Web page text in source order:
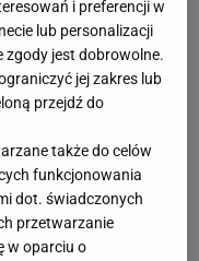
nich 17 bramek i
już w
jej sile na lewym
obronie, długimi
aż w niej 103
jej największy
w ćwierćfinale
i preferencji w
lub personalizacji
zgody jest dobrowolne.
jej zakres lub
przejdź do
także do celów
funkcjonowania
dot. świadczonych
przetwarzanie
w oparciu o